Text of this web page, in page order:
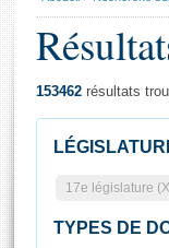
Présidence
Séance
Rôle et
Visiter
153462 résultats
17e législature
TYPES DE